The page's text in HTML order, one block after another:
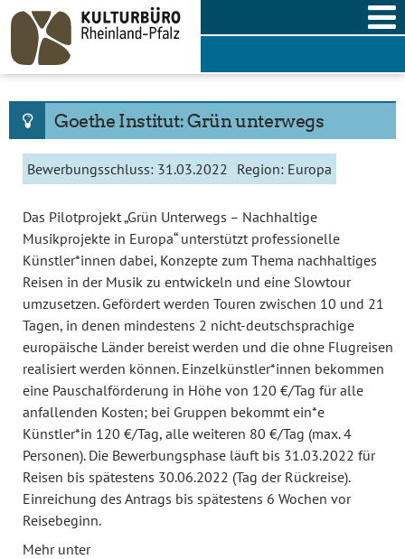
Skip
content
Goethe Institut: Grün unterwegs
Bewerbungsschluss: 31.03.2022 Region: Europa
Das Pilotprojekt „Grün Unterwegs – Nachhaltige
Musikprojekte in Europa“ unterstützt professionelle
Künstler*innen dabei, Konzepte zum Thema nachhaltiges
Reisen in der Musik zu entwickeln und eine Slowtour
umzusetzen. Gefördert werden Touren zwischen 10 und 21
Tagen, in denen mindestens 2 nicht-deutschsprachige
europäische Länder bereist werden und die ohne Flugreisen
realisiert werden können. Einzelkünstler*innen bekommen
eine Pauschalförderung in Höhe von 120 €/Tag für alle
anfallenden Kosten; bei Gruppen bekommt ein*e
Künstler*in 120 €/Tag, alle weiteren 80 €/Tag (max. 4
Personen). Die Bewerbungsphase läuft bis 31.03.2022 für
Reisen bis spätestens 30.06.2022 (Tag der Rückreise).
Einreichung des Antrags bis spätestens 6 Wochen vor
Reisebeginn.
Mehr unter